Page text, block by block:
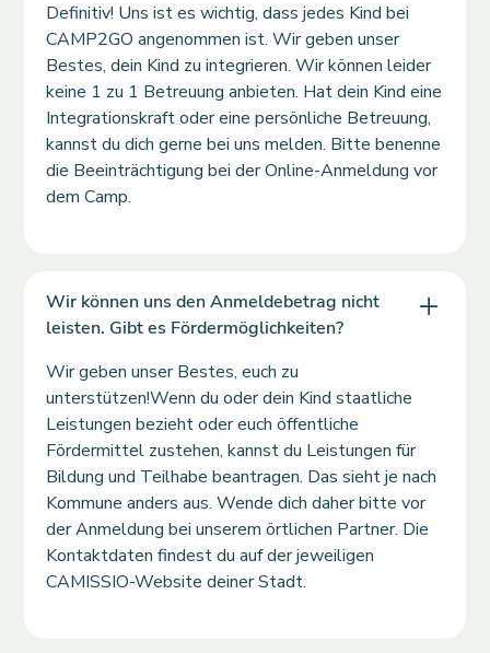
Definitiv! Uns ist es wichtig, dass jedes Kind bei
CAMP2GO angenommen ist. Wir geben unser
Bestes, dein Kind zu integrieren. Wir können leider
keine 1 zu 1 Betreuung anbieten. Hat dein Kind eine
Integrationskraft oder eine persönliche Betreuung,
kannst du dich gerne bei uns melden. Bitte benenne
die Beeinträchtigung bei der Online-Anmeldung vor
dem Camp.
Wir können uns den Anmeldebetrag nicht
leisten. Gibt es Fördermöglichkeiten?
Wir geben unser Bestes, euch zu
unterstützen!Wenn du oder dein Kind staatliche
Leistungen bezieht oder euch öffentliche
Fördermittel zustehen, kannst du Leistungen für
Bildung und Teilhabe beantragen. Das sieht je nach
Kommune anders aus. Wende dich daher bitte vor
der Anmeldung bei unserem örtlichen Partner. Die
Kontaktdaten findest du auf der jeweiligen
CAMISSIO-Website deiner Stadt.